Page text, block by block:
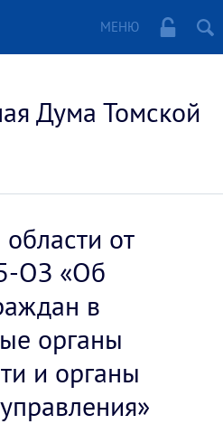
МЕНЮ
Дума Томской
от
ОЗ «Об
в
органы
и органы